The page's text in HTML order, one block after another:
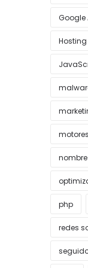
Google
Hosting
php
redes